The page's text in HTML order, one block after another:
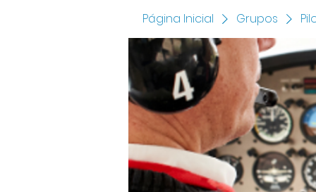
Página Inicial Grupos